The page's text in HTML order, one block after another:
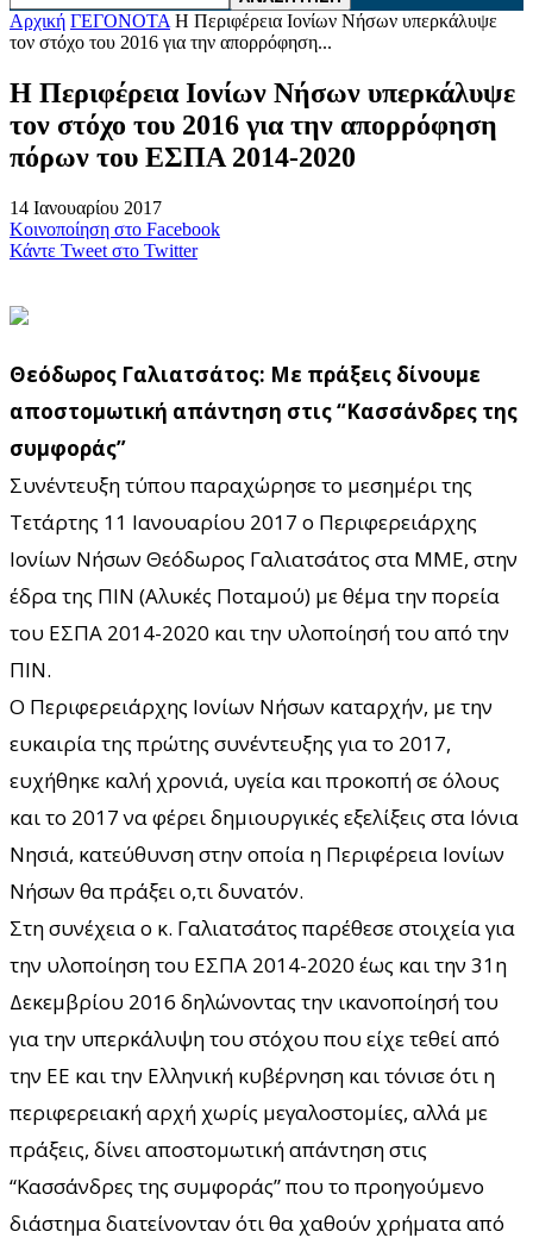
Αρχική ΓΕΓΟΝΟΤΑ Η Περιφέρεια Ιονίων Νήσων υπερκάλυψε
τον στόχο του 2016 για την απορρόφηση...
Η Περιφέρεια Ιονίων Νήσων υπερκάλυψε
τον στόχο του 2016 για την απορρόφηση
πόρων του ΕΣΠΑ 2014-2020
14 Ιανουαρίου 2017
Κοινοποίηση στο Facebook
Κάντε Tweet στο Twitter
Θεόδωρος Γαλιατσάτος: Με πράξεις δίνουμε
αποστομωτική απάντηση στις “Κασσάνδρες της
συμφοράς”
Συνέντευξη τύπου παραχώρησε το μεσημέρι της
Τετάρτης 11 Ιανουαρίου 2017 ο Περιφερειάρχης
Ιονίων Νήσων Θεόδωρος Γαλιατσάτος στα ΜΜΕ, στην
έδρα της ΠΙΝ (Αλυκές Ποταμού) με θέμα την πορεία
του ΕΣΠΑ 2014-2020 και την υλοποίησή του από την
ΠΙΝ.
Ο Περιφερειάρχης Ιονίων Νήσων καταρχήν, με την
ευκαιρία της πρώτης συνέντευξης για το 2017,
ευχήθηκε καλή χρονιά, υγεία και προκοπή σε όλους
και το 2017 να φέρει δημιουργικές εξελίξεις στα Ιόνια
Νησιά, κατεύθυνση στην οποία η Περιφέρεια Ιονίων
Νήσων θα πράξει ο,τι δυνατόν.
Στη συνέχεια ο κ. Γαλιατσάτος παρέθεσε στοιχεία για
την υλοποίηση του ΕΣΠΑ 2014-2020 έως και την 31η
Δεκεμβρίου 2016 δηλώνοντας την ικανοποίησή του
για την υπερκάλυψη του στόχου που είχε τεθεί από
την ΕΕ και την Ελληνική κυβέρνηση και τόνισε ότι η
περιφερειακή αρχή χωρίς μεγαλοστομίες, αλλά με
πράξεις, δίνει αποστομωτική απάντηση στις
“Κασσάνδρες της συμφοράς” που το προηγούμενο
διάστημα διατείνονταν ότι θα χαθούν χρήματα από